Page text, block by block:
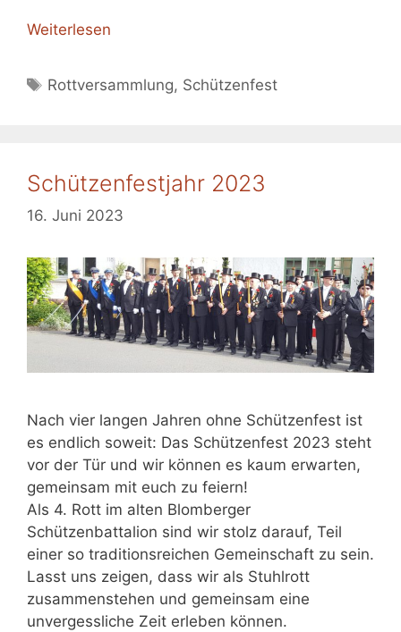
Weiterlesen
Schlagwörter
Rottversammlung, Schützenfest
Schützenfestjahr 2023
16. Juni 2023
Nach vier langen Jahren ohne Schützenfest ist
es endlich soweit: Das Schützenfest 2023 steht
vor der Tür und wir können es kaum erwarten,
gemeinsam mit euch zu feiern!
Als 4. Rott im alten Blomberger
Schützenbattalion sind wir stolz darauf, Teil
einer so traditionsreichen Gemeinschaft zu sein.
Lasst uns zeigen, dass wir als Stuhlrott
zusammenstehen und gemeinsam eine
unvergessliche Zeit erleben können.